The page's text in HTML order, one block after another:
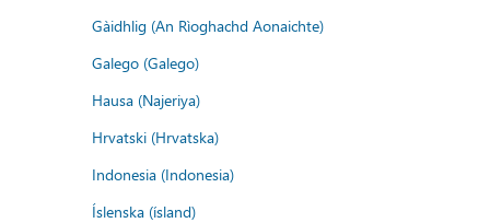
Gàidhlig (An Rìoghachd Aonaichte)
Galego (Galego)
Hausa (Najeriya)
Hrvatski (Hrvatska)
Indonesia (Indonesia)
Íslenska (ísland)